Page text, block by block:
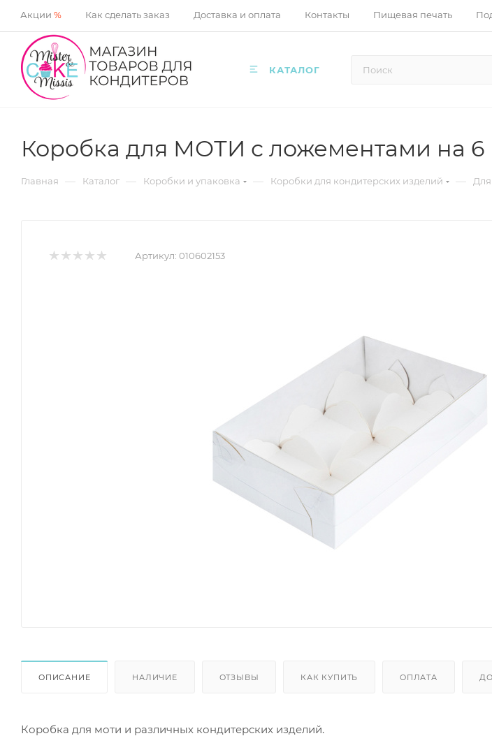
Акции % Как сделать заказ Доставка и оплата Контакты Пищевая печать
КАТАЛОГ
Коробка для МОТИ с ложементами на 6
Главная — Каталог — Коробки и упаковка — Коробки для кондитерских изделий —
Артикул: 010602153
ОПИСАНИЕ НАЛИЧИЕ ОТЗЫВЫ КАК КУПИТЬ ОПЛАТА
Коробка для моти и различных кондитерских изделий.